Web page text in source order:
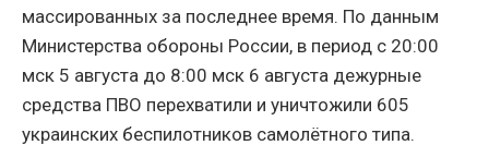
массированных за последнее время. По данным
Министерства обороны России, в период с 20:00
мск 5 августа до 8:00 мск 6 августа дежурные
средства ПВО перехватили и уничтожили 605
украинских беспилотников самолётного типа.